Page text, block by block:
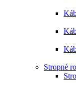
Stropné